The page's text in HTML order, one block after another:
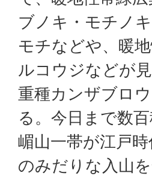
ブノキ・モチノ
モチなどや、暖
ルコウジなどが
重種カンザブロ
る。今日まで数
嵋山一帯が江戸
のみだりな入山